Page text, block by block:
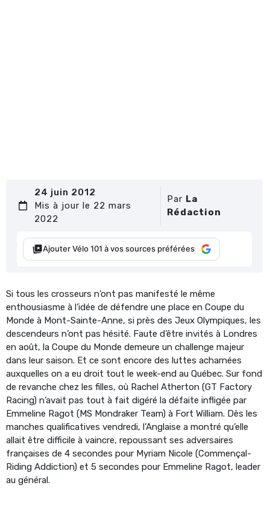
24 juin 2012
Mis à jour le 22 mars
2022
Par La
Rédaction
Ajouter Vélo 101 à vos sources préférées
Si tous les crosseurs n’ont pas manifesté le même
enthousiasme à l’idée de défendre une place en Coupe du
Monde à Mont-Sainte-Anne, si près des Jeux Olympiques, les
descendeurs n’ont pas hésité. Faute d’être invités à Londres
en août, la Coupe du Monde demeure un challenge majeur
dans leur saison. Et ce sont encore des luttes acharnées
auxquelles on a eu droit tout le week-end au Québec. Sur fond
de revanche chez les filles, où Rachel Atherton (GT Factory
Racing) n’avait pas tout à fait digéré la défaite infligée par
Emmeline Ragot (MS Mondraker Team) à Fort William. Dès les
manches qualificatives vendredi, l’Anglaise a montré qu’elle
allait être difficile à vaincre, repoussant ses adversaires
françaises de 4 secondes pour Myriam Nicole (Commençal-
Riding Addiction) et 5 secondes pour Emmeline Ragot, leader
au général.